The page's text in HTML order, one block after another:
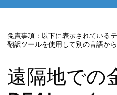
免責事項：以下に表示されている
翻訳ツールを使用して別の言語か
遠隔地での